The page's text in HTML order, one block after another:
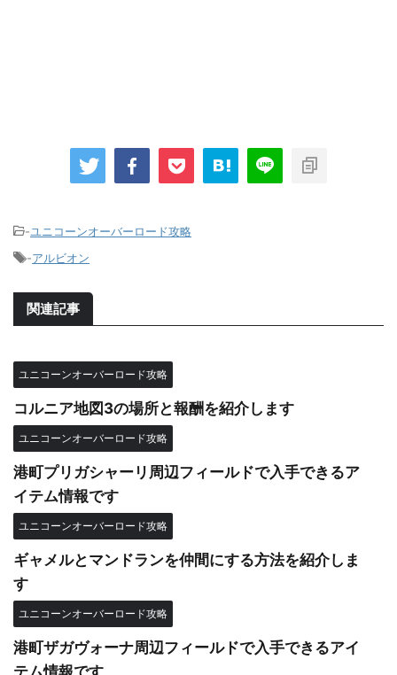
-ユニコーンオーバーロード攻略
-アルビオン
関連記事
ユニコーンオーバーロード攻略
コルニア地図3の場所と報酬を紹介します
ユニコーンオーバーロード攻略
港町プリガシャーリ周辺フィールドで入手できるア
イテム情報です
ユニコーンオーバーロード攻略
ギャメルとマンドランを仲間にする方法を紹介しま
す
ユニコーンオーバーロード攻略
港町ザガヴォーナ周辺フィールドで入手できるアイ